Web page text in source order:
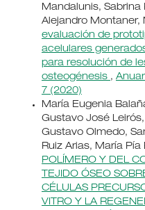
Mandalunis, Sabrina
Alejandro Montaner,
evaluación de
acelulares
para resolución de
osteogénesis ,
7 (2020)
María Eugenia
Gustavo José
Gustavo Olmedo,
Ruiz Arias, María Pía
POLÍMERO Y DEL
TEJIDO ÓSEO
CÉLULAS
VITRO Y LA